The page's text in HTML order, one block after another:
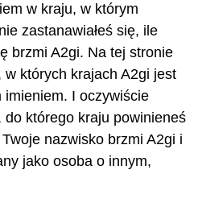
w kraju, w którym
zastanawiałeś się, ile
brzmi A2gi. Na tej stronie
których krajach A2gi jest
imieniem. I oczywiście
którego kraju powinieneś
nazwisko brzmi A2gi i
jako osoba o innym,